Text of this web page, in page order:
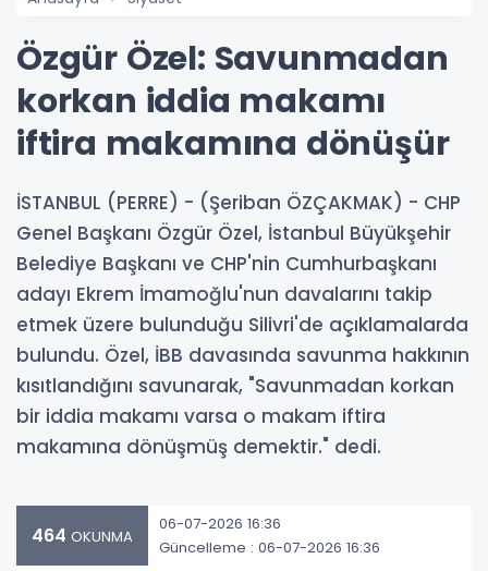
Özgür Özel: Savunmadan
korkan iddia makamı
iftira makamına dönüşür
İSTANBUL (PERRE) - (Şeriban ÖZÇAKMAK) - CHP
Genel Başkanı Özgür Özel, İstanbul Büyükşehir
Belediye Başkanı ve CHP'nin Cumhurbaşkanı
adayı Ekrem İmamoğlu'nun davalarını takip
etmek üzere bulunduğu Silivri'de açıklamalarda
bulundu. Özel, İBB davasında savunma hakkının
kısıtlandığını savunarak, "Savunmadan korkan
bir iddia makamı varsa o makam iftira
makamına dönüşmüş demektir." dedi.
464 OKUNMA
06-07-2026 16:36
Güncelleme : 06-07-2026 16:36